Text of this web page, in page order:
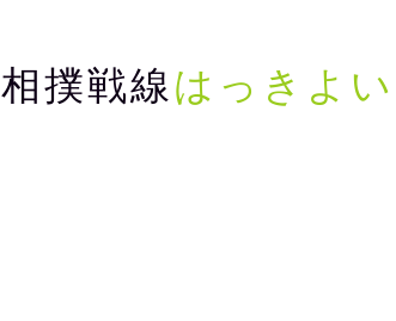
相撲戦線はっきよい